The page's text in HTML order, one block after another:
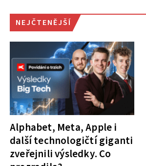
NEJČTENĚJŠÍ
Alphabet, Meta, Apple i
další technologičtí giganti
zveřejnili výsledky. Co